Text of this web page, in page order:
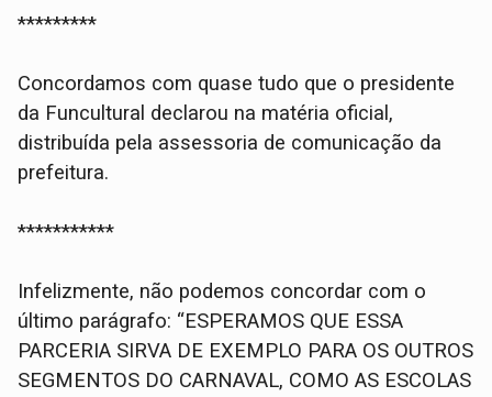
*********
Concordamos com quase tudo que o presidente
da Funcultural declarou na matéria oficial,
distribuída pela assessoria de comunicação da
prefeitura.
***********
Infelizmente, não podemos concordar com o
último parágrafo: “ESPERAMOS QUE ESSA
PARCERIA SIRVA DE EXEMPLO PARA OS OUTROS
SEGMENTOS DO CARNAVAL, COMO AS ESCOLAS